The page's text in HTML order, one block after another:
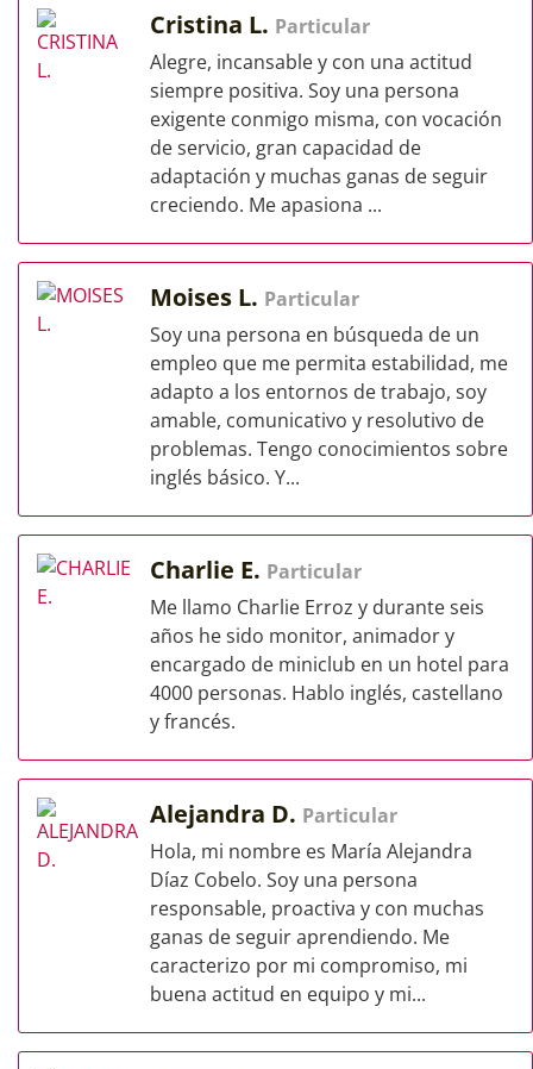
Cristina L. Particular
Alegre, incansable y con una actitud
siempre positiva. Soy una persona
exigente conmigo misma, con vocación
de servicio, gran capacidad de
adaptación y muchas ganas de seguir
creciendo. Me apasiona ...
Moises L. Particular
Soy una persona en búsqueda de un
empleo que me permita estabilidad, me
adapto a los entornos de trabajo, soy
amable, comunicativo y resolutivo de
problemas. Tengo conocimientos sobre
inglés básico. Y...
Charlie E. Particular
Me llamo Charlie Erroz y durante seis
años he sido monitor, animador y
encargado de miniclub en un hotel para
4000 personas. Hablo inglés, castellano
y francés.
Alejandra D. Particular
Hola, mi nombre es María Alejandra
Díaz Cobelo. Soy una persona
responsable, proactiva y con muchas
ganas de seguir aprendiendo. Me
caracterizo por mi compromiso, mi
buena actitud en equipo y mi...